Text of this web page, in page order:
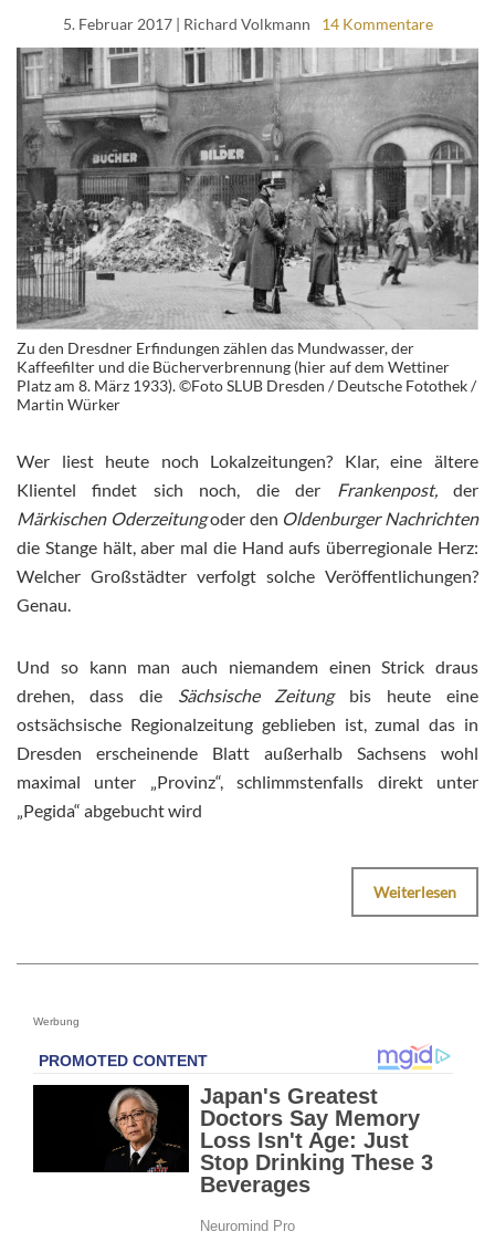
5. Februar 2017| Richard Volkmann 14 Kommentare
Zu den Dresdner Erfindungen zählen das Mundwasser, der
Kaffeefilter und die Bücherverbrennung (hier auf dem Wettiner
Platz am 8. März 1933). ©Foto SLUB Dresden / Deutsche Fotothek /
Martin Würker
Wer liest heute noch Lokalzeitungen? Klar, eine ältere
Klientel findet sich noch, die der Frankenpost,der
Märkischen Oderzeitungoder den Oldenburger Nachrichten
die Stange hält, aber mal die Hand aufs überregionale Herz:
Welcher Großstädter verfolgt solche Veröffentlichungen?
Genau.
Und so kann man auch niemandem einen Strick draus
drehen, dass die Sächsische Zeitungbis heute eine
ostsächsische Regionalzeitung geblieben ist, zumal das in
Dresden erscheinende Blatt außerhalb Sachsens wohl
maximal unter „Provinz“, schlimmstenfalls direkt unter
„Pegida“ abgebucht wird
Weiterlesen
Werbung